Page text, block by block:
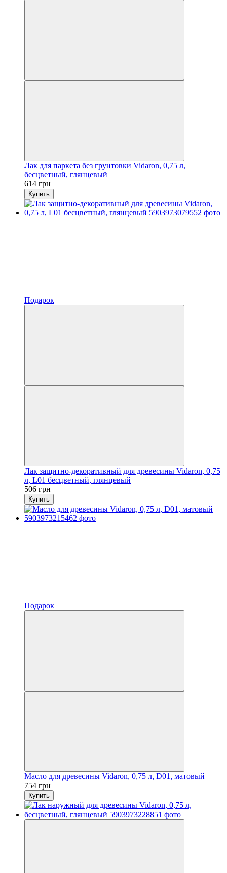
Лак для паркета без грунтовки Vidaron, 0,75 л,
бесцветный, глянцевый
614 грн
Купить
Подарок
Лак защитно-декоративный для древесины Vidaron, 0,75
л, L01 бесцветный, глянцевый
506 грн
Купить
Подарок
Масло для древесины Vidaron, 0,75 л, D01, матовый
754 грн
Купить